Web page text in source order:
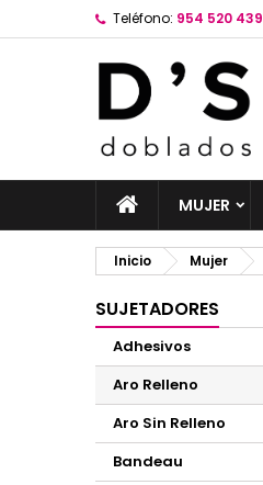
Teléfono: 954 520 439
MUJER
Inicio Mujer
SUJETADORES
Adhesivos
Aro Relleno
Aro Sin Relleno
Bandeau